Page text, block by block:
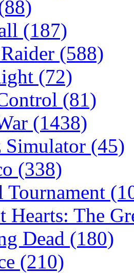
(187)
(588)
(72)
(81)
(1438)
Simulator (45)
(338)
Tournament
Hearts: The
Dead (180)
(210)